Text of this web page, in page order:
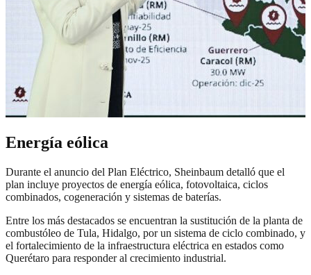
Energía eólica
Durante el anuncio del Plan Eléctrico, Sheinbaum detalló que el
plan incluye proyectos de energía eólica, fotovoltaica, ciclos
combinados, cogeneración y sistemas de baterías.
Entre los más destacados se encuentran la sustitución de la planta de
combustóleo de Tula, Hidalgo, por un sistema de ciclo combinado, y
el fortalecimiento de la infraestructura eléctrica en estados como
Querétaro para responder al crecimiento industrial.